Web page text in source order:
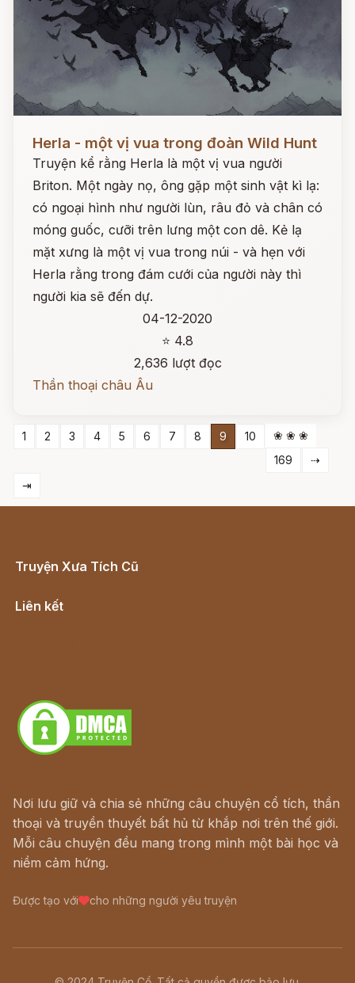
Herla - một vị vua trong đoàn Wild Hunt
Truyện kể rằng Herla là một vị vua người
Briton. Một ngày nọ, ông gặp một sinh vật kì lạ:
có ngoại hình như người lùn, râu đỏ và chân có
móng guốc, cưỡi trên lưng một con dê. Kẻ lạ
mặt xưng là một vị vua trong núi - và hẹn với
Herla rằng trong đám cưới của người này thì
người kia sẽ đến dự.
04-12-2020
⭐ 4.8
2,636 lượt đọc
Thần thoại châu Âu
1 2 3 4 5 6 7 8 9 10
❀ ❀ ❀
169
⇢
⇥
Truyện Xưa Tích Cũ
Liên kết
Nơi lưu giữ và chia sẻ những câu chuyện cổ tích, thần
thoại và truyền thuyết bất hủ từ khắp nơi trên thế giới.
Mỗi câu chuyện đều mang trong mình một bài học và
niềm cảm hứng.
Được tạo với cho những người yêu truyện